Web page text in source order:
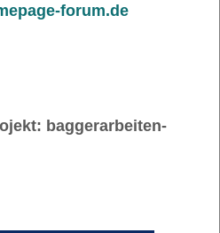
forum.de
baggerarbeiten-